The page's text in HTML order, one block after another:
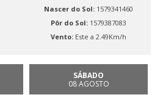
Nascer do Sol: 1579341460
Pôr do Sol: 1579387083
Vento: Este a 2.49Km/h
SÁBADO
08 AGOSTO